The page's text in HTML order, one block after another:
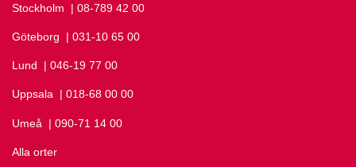
Stockholm Ring Stockholm på
| 08-789 42 00
Göteborg Ring Göteborg på
| 031-10 65 00
Lund Ring Lund på
| 046-19 77 00
Uppsala Ring Uppsala på
| 018-68 00 00
Umeå Ring Umeå på
| 090-71 14 00
Alla orter